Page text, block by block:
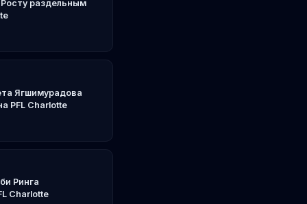
раздельным
Ягшимурадова
PFL Charlotte
Ринга
Charlotte